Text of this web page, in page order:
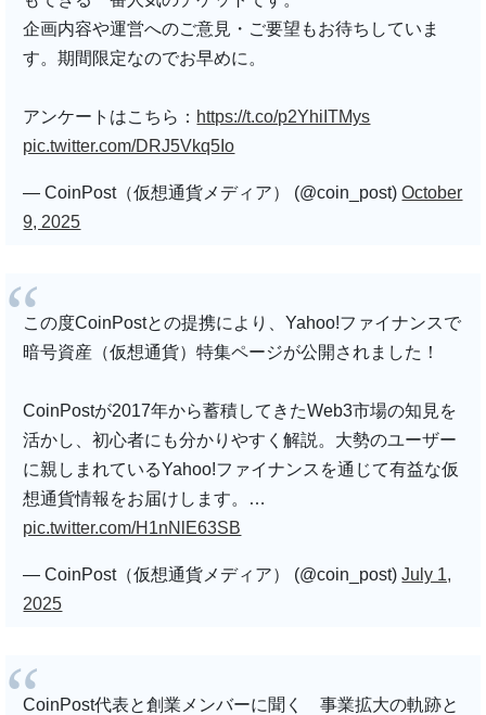
企画内容や運営へのご意見・ご要望もお待ちしていま
す。期間限定なのでお早めに。
アンケートはこちら： https://t.co/p2YhiITMys
pic.twitter.com/DRJ5Vkq5Io
— CoinPost（仮想通貨メディア） (@coin_post)October
9, 2025
この度CoinPostとの提携により、Yahoo!ファイナンスで
暗号資産（仮想通貨）特集ページが公開されました！
CoinPostが2017年から蓄積してきたWeb3市場の知見を
活かし、初心者にも分かりやすく解説。大勢のユーザー
に親しまれているYahoo!ファイナンスを通じて有益な仮
想通貨情報をお届けします。…
pic.twitter.com/H1nNlE63SB
— CoinPost（仮想通貨メディア） (@coin_post)July 1,
2025
CoinPost代表と創業メンバーに聞く 事業拡大の軌跡と